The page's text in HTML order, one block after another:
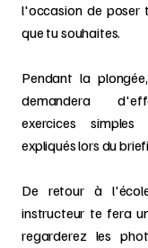
l'occasion de poser
que tu souhaites.
Pendant la
demandera
exercices
expliqués lors du
De retour à
instructeur te fera
regarderez les